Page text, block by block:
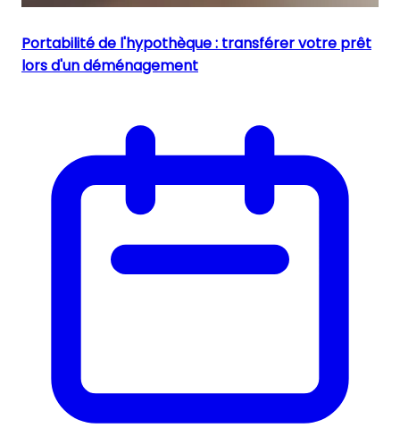
Portabilité de l'hypothèque : transférer votre prêt
lors d'un déménagement